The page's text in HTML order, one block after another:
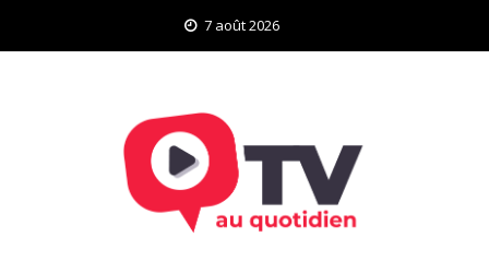
7 août 2026